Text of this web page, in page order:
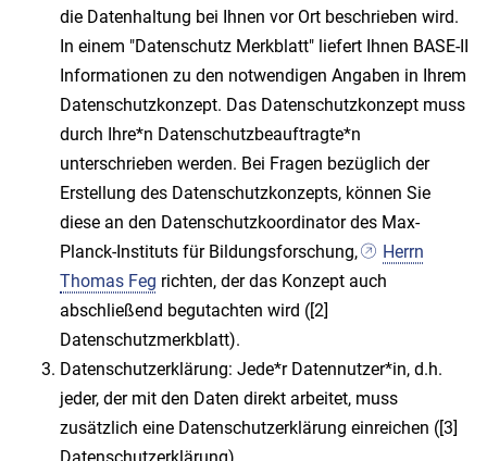
die Datenhaltung bei Ihnen vor Ort beschrieben wird.
In einem "Datenschutz Merkblatt" liefert Ihnen BASE-II
Informationen zu den notwendigen Angaben in Ihrem
Datenschutzkonzept. Das Datenschutzkonzept muss
durch Ihre*n Datenschutzbeauftragte*n
unterschrieben werden. Bei Fragen bezüglich der
Erstellung des Datenschutzkonzepts, können Sie
diese an den Datenschutzkoordinator des Max-
Planck-Instituts für Bildungsforschung,
Herrn
Thomas Feg richten, der das Konzept auch
abschließend begutachten wird ([2]
Datenschutzmerkblatt).
Datenschutzerklärung: Jede*r Datennutzer*in, d.h.
jeder, der mit den Daten direkt arbeitet, muss
zusätzlich eine Datenschutzerklärung einreichen ([3]